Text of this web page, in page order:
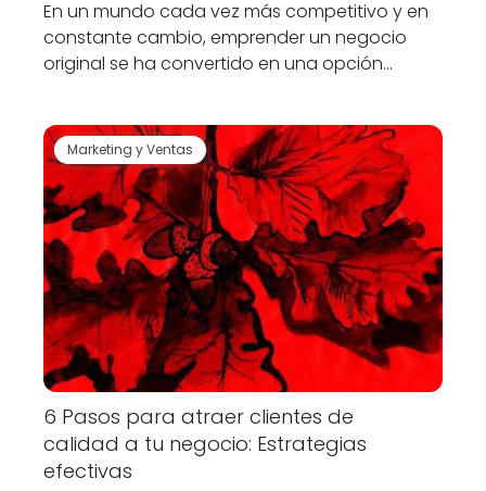
En un mundo cada vez más competitivo y en
constante cambio, emprender un negocio
original se ha convertido en una opción…
Marketing y Ventas
6 Pasos para atraer clientes de
calidad a tu negocio: Estrategias
efectivas